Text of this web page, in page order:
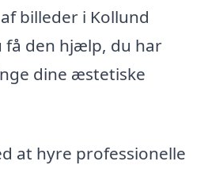
billeder i Kollund
få den hjælp, du har
dine æstetiske
at hyre professionelle